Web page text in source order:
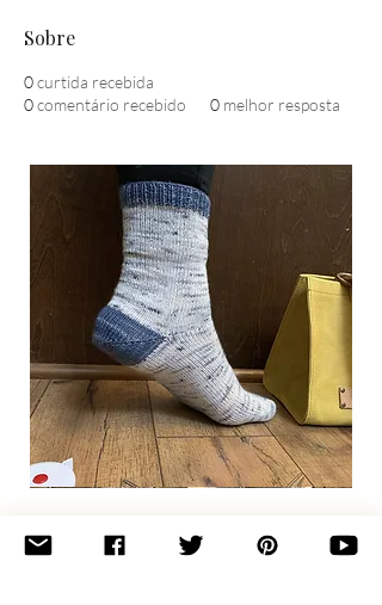
Sobre
0curtida recebida
0comentário recebido 0 melhor resposta
Basic
Socks
Join the newsletter